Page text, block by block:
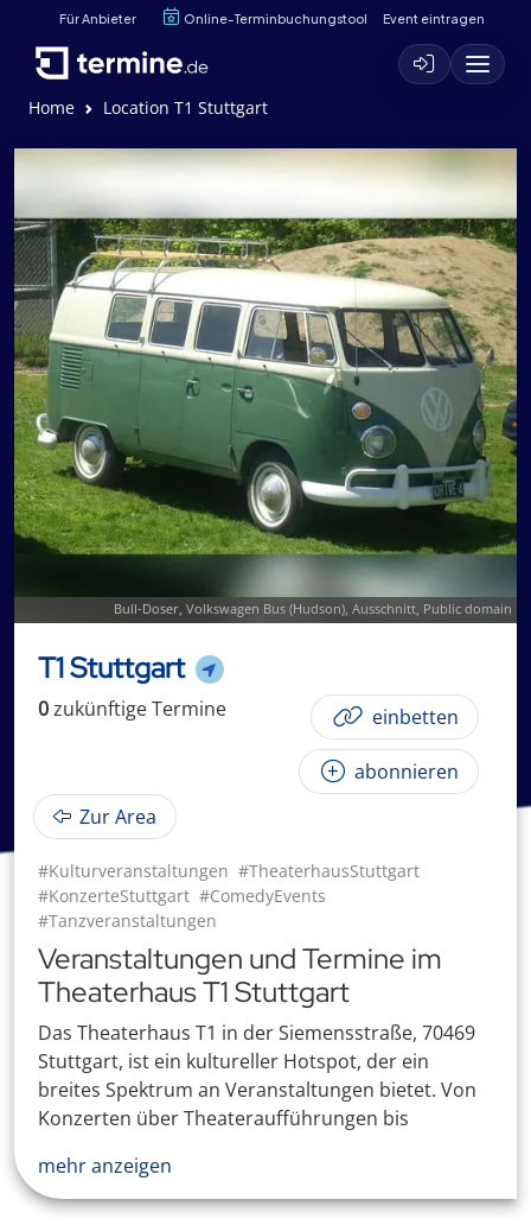
Für Anbieter Online-Terminbuchungstool Event eintragen
Home Location T1 Stuttgart
Bull-Doser, Volkswagen Bus (Hudson), Ausschnitt, Public domain
T1 Stuttgart
0zukünftigeTermine einbetten
abonnieren
Zur Area
#Kulturveranstaltungen #TheaterhausStuttgart
#KonzerteStuttgart #ComedyEvents
#Tanzveranstaltungen
Veranstaltungen und Termine im
Theaterhaus T1 Stuttgart
Das Theaterhaus T1 in der Siemensstraße, 70469
Stuttgart, ist ein kultureller Hotspot, der ein
breites Spektrum an Veranstaltungen bietet. Von
Konzerten über Theateraufführungen bis
mehr anzeigen